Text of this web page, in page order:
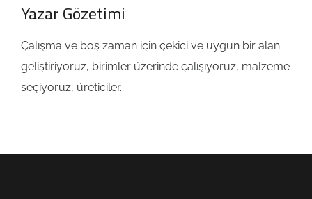
Yazar Gözetimi
Çalışma ve boş zaman için çekici ve uygun bir alan
geliştiriyoruz, birimler üzerinde çalışıyoruz, malzeme
seçiyoruz, üreticiler.